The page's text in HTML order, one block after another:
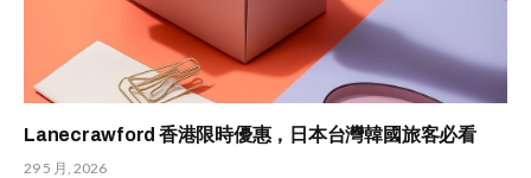
Lanecrawford 香港限時優惠，日本台灣韓國旅客必看
29 5 月, 2026